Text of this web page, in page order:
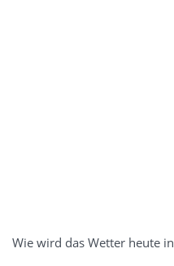
Wie wird das Wetter heute